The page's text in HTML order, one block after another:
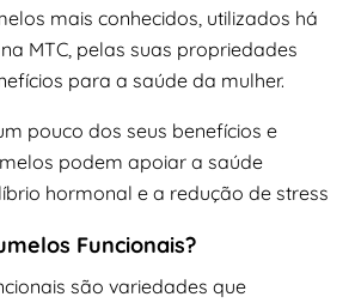
mais conhecidos, utilizados há
MTC, pelas suas propriedades
para a saúde da mulher.
pouco dos seus benefícios e
podem apoiar a saúde
hormonal e a redução de stress
Funcionais?
são variedades que